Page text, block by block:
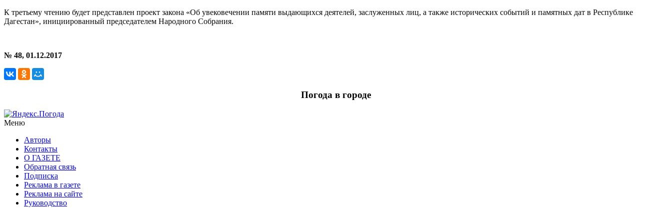
К третьему чтению будет представлен проект закона «Об увековечении памяти выдающихся деятелей, заслуженных лиц, а также исторических событий и памятных дат в Республике
Дагестан», инициированный председателем Народного Собрания.
№ 48, 01.12.2017
Погода в городе
Меню
Авторы
Контакты
О ГАЗЕТЕ
Обратная связь
Подписка
Реклама в газете
Реклама на сайте
Руководство